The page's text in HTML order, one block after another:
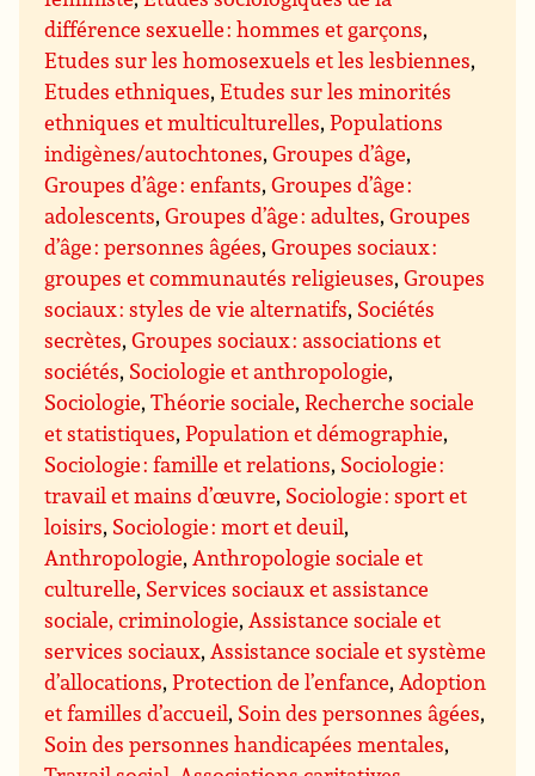
différence sexuelle : hommes et garçons,
Etudes sur les homosexuels et les lesbiennes,
Etudes ethniques,Etudes sur les minorités
ethniques et multiculturelles,Populations
indigènes/autochtones,Groupes d’âge,
Groupes d’âge : enfants,Groupes d’âge :
adolescents,Groupes d’âge : adultes,Groupes
d’âge : personnes âgées,Groupes sociaux :
groupes et communautés religieuses,Groupes
sociaux : styles de vie alternatifs, Sociétés
secrètes,Groupes sociaux : associations et
sociétés, Sociologie et anthropologie,
Sociologie,Théorie sociale,Recherche sociale
et statistiques,Population et démographie,
Sociologie : famille et relations, Sociologie :
travail et mains d’œuvre, Sociologie : sport et
loisirs, Sociologie : mort et deuil,
Anthropologie,Anthropologie sociale et
culturelle, Services sociaux et assistance
sociale, criminologie,Assistance sociale et
services sociaux,Assistance sociale et système
d’allocations,Protection de l’enfance,Adoption
et familles d’accueil, Soin des personnes âgées,
Soin des personnes handicapées mentales,